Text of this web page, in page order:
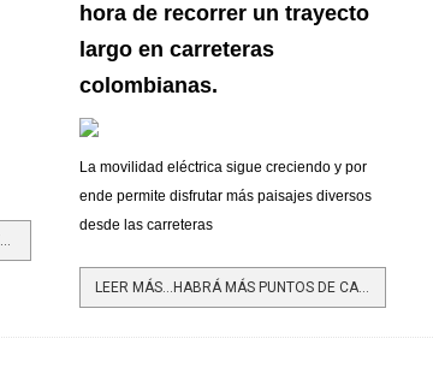
LEER MÁS…INNOVACIÓN ABIERTA: ESTRATÉGICA PRÁCTICA QUE SE CONSOLIDA EN COLOMBIA
hora de recorrer un trayecto
largo en carreteras
colombianas.
La movilidad eléctrica sigue creciendo y por
ende permite disfrutar más paisajes diversos
desde las carreteras
LEER MÁS…HABRÁ MÁS PUNTOS DE CARGA PARA QUE VEHÍCULOS ELÉCTRICOS NO SE QUEDEN SIN ENERGÍA EN CARRETERA